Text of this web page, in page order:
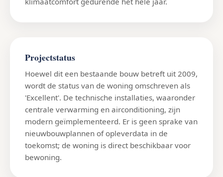
Projectstatus
Hoewel dit een bestaande bouw betreft uit 2009,
wordt de status van de woning omschreven als
'Excellent'. De technische installaties, waaronder
centrale verwarming en airconditioning, zijn
modern geïmplementeerd. Er is geen sprake van
nieuwbouwplannen of opleverdata in de
toekomst; de woning is direct beschikbaar voor
bewoning.